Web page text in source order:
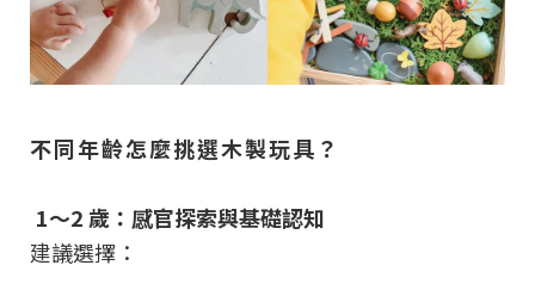
不同年齡怎麼挑選木製玩具？
1～2 歲：感官探索與基礎認知
建議選擇：